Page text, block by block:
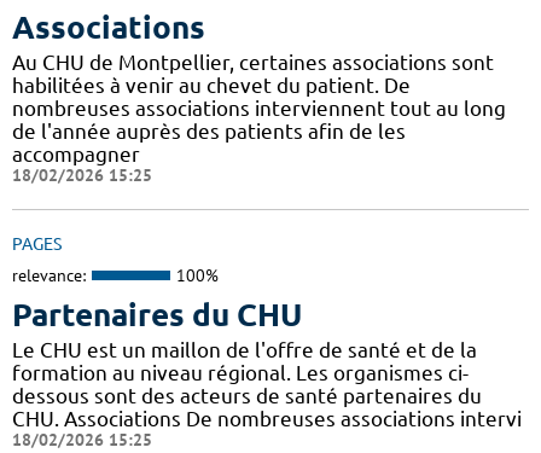
Associations
Au CHU de Montpellier, certaines associations sont
habilitées à venir au chevet du patient. De
nombreuses associations interviennent tout au long
de l'année auprès des patients afin de les
accompagner
18/02/2026 15:25
PAGES
relevance: 100%
Partenaires du CHU
Le CHU est un maillon de l'offre de santé et de la
formation au niveau régional. Les organismes ci-
dessous sont des acteurs de santé partenaires du
CHU. Associations De nombreuses associations intervi
18/02/2026 15:25